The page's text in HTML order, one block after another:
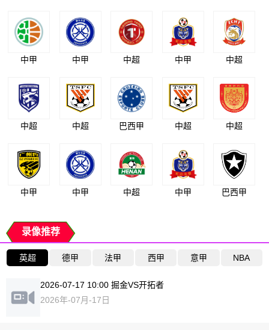
中甲 中甲 中超 中甲 中超
中超 中超 巴西甲 中超 中超
中甲 中甲 中超 中甲 巴西甲
录像推荐
英超 德甲 法甲 西甲 意甲 NBA
2026-07-17 10:00 掘金VS开拓者
2026年-07月-17日